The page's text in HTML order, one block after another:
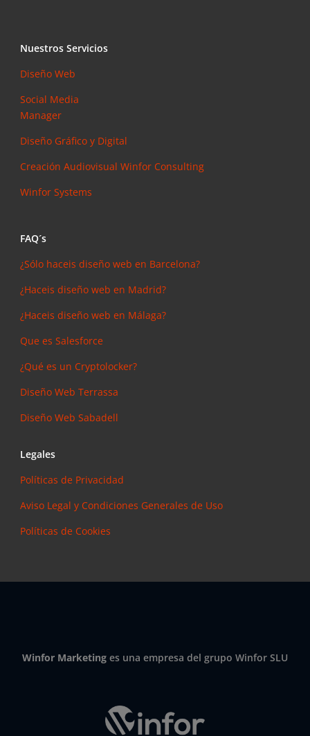
Nuestros Servicios
Diseño Web
Social Media
Manager
Diseño Gráfico y Digital
Creación AudiovisualWinfor Consulting
Winfor Systems
FAQ´s
¿Sólo haceis diseño web en Barcelona?
¿Haceis diseño web en Madrid?
¿Haceis diseño web en Málaga?
Que es Salesforce
¿Qué es un Cryptolocker?
Diseño Web Terrassa
Diseño Web Sabadell
Legales
Políticas de Privacidad
Aviso Legal y Condiciones Generales de Uso
Políticas de Cookies
Winfor Marketing es una empresa del grupo Winfor SLU